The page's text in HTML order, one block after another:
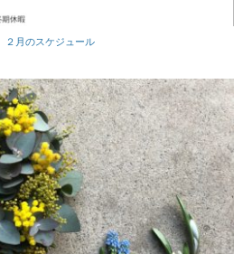
２月のスケジュール